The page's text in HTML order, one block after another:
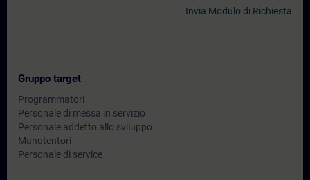
Invia Modulo di Richiesta
Gruppo target
Programmatori
Personale di messa in servizio
Personale addetto allo sviluppo
Manutentori
Personale di service